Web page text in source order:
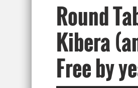
Round
Kibera
Free by